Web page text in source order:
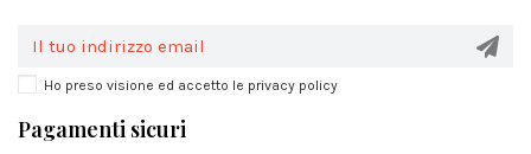
Ho preso visione ed accetto le privacy policy
Pagamenti sicuri